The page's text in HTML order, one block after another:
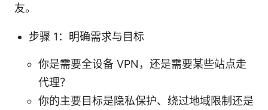
友。
步骤 1：明确需求与目标
你是需要全设备 VPN，还是需要某些站点走
代理？
你的主要目标是隐私保护、绕过地域限制还是